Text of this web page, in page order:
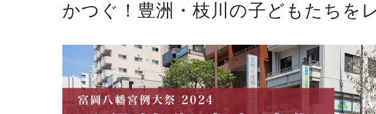
かつぐ！豊洲・枝川の子どもたちを